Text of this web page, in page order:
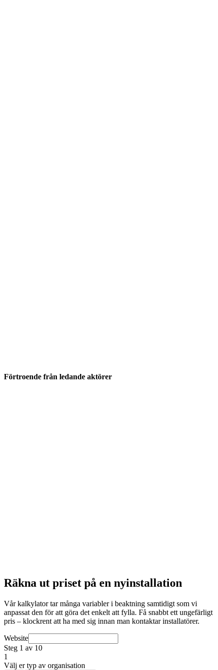
Förtroende från ledande aktörer
Räkna ut priset på en nyinstallation
Vår kalkylator tar många variabler i beaktning samtidigt som vi
anpassat den för att göra det enkelt att fylla. Få snabbt ett ungefärligt
pris – klockrent att ha med sig innan man kontaktar installatörer.
Website
Steg 1 av 10
1
Välj er typ av organisation